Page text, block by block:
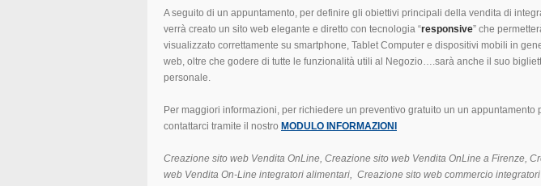
A seguito di un appuntamento, per definire gli obiettivi principali della vendita di
verrà creato un sito web elegante e diretto con tecnologia “responsive” che
visualizzato correttamente su smartphone, Tablet Computer e dispositivi mobili in
web, oltre che godere di tutte le funzionalità utili al Negozio….sarà anche il suo
personale.
Per maggiori informazioni, per richiedere un preventivo gratuito un un appuntamento
contattarci tramite il nostro MODULO INFORMAZIONI
Creazione sito web Vendita OnLine, Creazione sito web Vendita OnLine a Firenze,
web Vendita On-Line integratori alimentari, Creazione sito web commercio